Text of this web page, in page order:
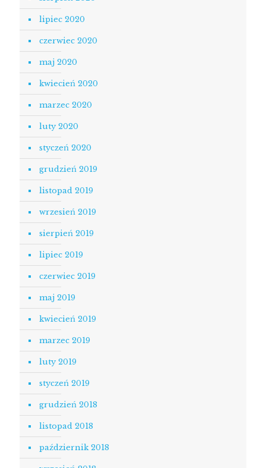
lipiec 2020
czerwiec 2020
maj 2020
kwiecień 2020
marzec 2020
luty 2020
styczeń 2020
grudzień 2019
listopad 2019
wrzesień 2019
sierpień 2019
lipiec 2019
czerwiec 2019
maj 2019
kwiecień 2019
marzec 2019
luty 2019
styczeń 2019
grudzień 2018
listopad 2018
październik 2018